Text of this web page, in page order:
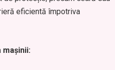
eficientă împotriva